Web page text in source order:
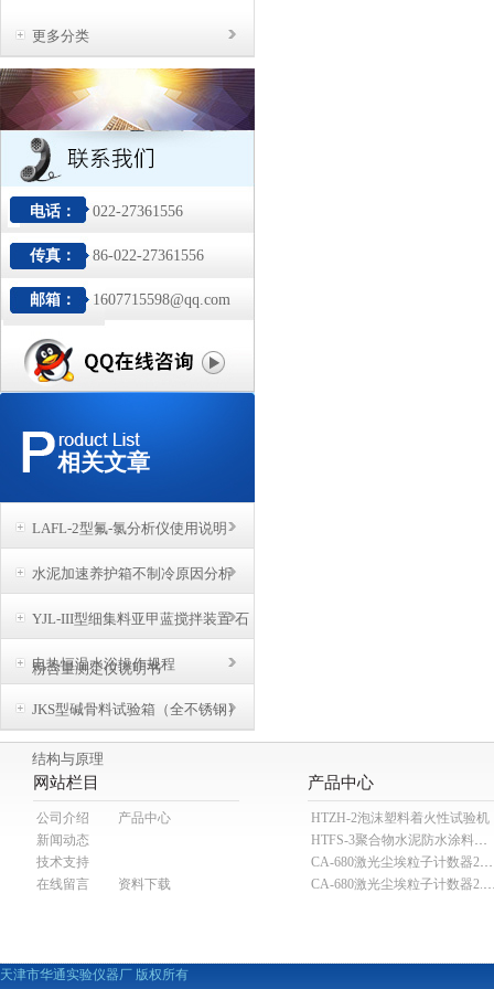
更多分类
电话： 022-27361556
传真： 86-022-27361556
邮箱： 1607715598@qq.com
相关文章
LAFL-2型氟-氯分析仪使用说明
水泥加速养护箱不制冷原因分析
YJL-III型细集料亚甲蓝搅拌装置 石
粉含量测定仪说明书
电热恒温水浴操作规程
​JKS型碱骨料试验箱（全不锈钢）
结构与原理
网站栏目
公司介绍
产品中心
新闻动态
技术支持
在线留言
资料下载
产品中心
HTZH-2泡沫塑料着火性试验机
HTFS-3聚合物水泥防水涂料分散机
CA-680激光尘埃粒子计数器28.3L
CA-680激光尘埃粒子
天津市华通实验仪器厂 版权所有